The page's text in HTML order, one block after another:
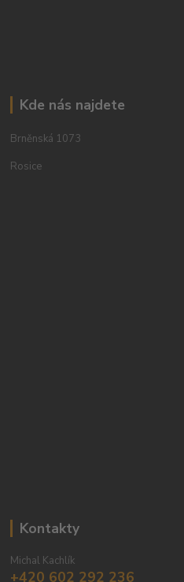
Kde nás najdete
Brněnská 1073
Rosice
Kontakty
Michal Kachlík
+420 602 292 236